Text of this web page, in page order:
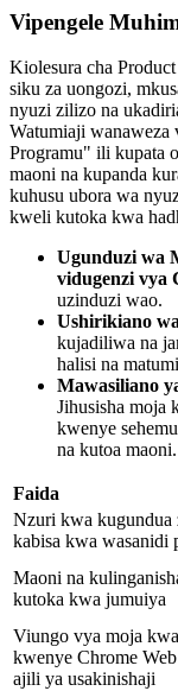
Vipengele
Kiolesura cha
siku za uongozi,
nyuzi zilizo na
Watumiaji wanaweza
Programu" ili kupata
maoni na kupanda
kuhusu ubora wa
kweli kutoka kwa
Ugunduzi wa
vidugenzi vya
uzinduzi wao.
Ushirikiano
kujadiliwa na
halisi na
Mawasiliano
Jihusisha moja
kwenye
na kutoa maoni.
Faida
Nzuri kwa kugundua
kabisa kwa wasanidi
Maoni na
kutoka kwa jumuiya
Viungo vya moja
kwenye Chrome
ajili ya usakinishaji